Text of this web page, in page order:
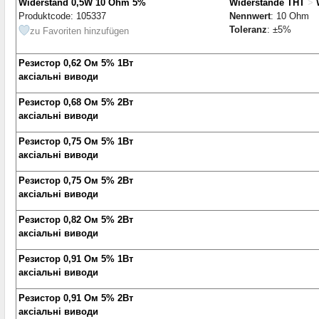
Widerstand 0,5W 10 Ohm 5%
Produktcode: 105337
zu Favoriten hinzufügen
Widerstande THT >
Nennwert: 10 Ohm
Toleranz: ±5%
Резистор 0,62 Ом 5% 1Вт
аксіальні виводи
Резистор 0,68 Ом 5% 2Вт
аксіальні виводи
Резистор 0,75 Ом 5% 1Вт
аксіальні виводи
Резистор 0,75 Ом 5% 2Вт
аксіальні виводи
Резистор 0,82 Ом 5% 2Вт
аксіальні виводи
Резистор 0,91 Ом 5% 1Вт
аксіальні виводи
Резистор 0,91 Ом 5% 2Вт
аксіальні виводи